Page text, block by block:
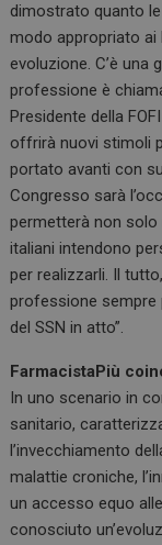
dimostrato quanto
modo appropriato ai
evoluzione. C’è
professione è
Presidente della
offrirà nuovi stimoli
portato avanti con
Congresso sarà
permetterà non
italiani intendono
per realizzarli. Il
professione sempre
del SSN in atto”.
FarmacistaPiù
In uno scenario in
sanitario,
l’invecchiamento
malattie croniche,
un accesso equo
conosciuto